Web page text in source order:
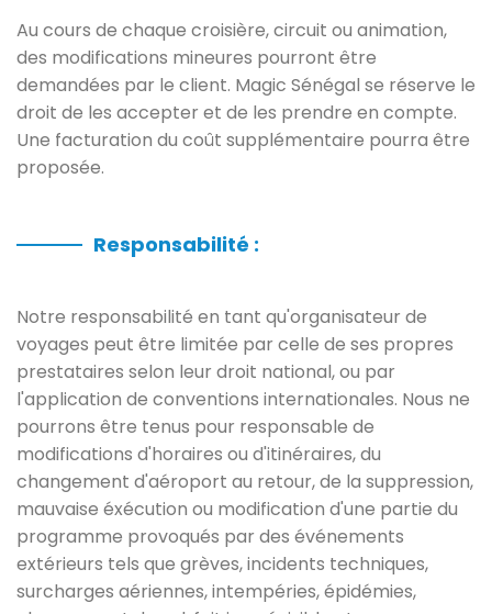
Au cours de chaque croisière, circuit ou animation,
des modifications mineures pourront être
demandées par le client. Magic Sénégal se réserve le
droit de les accepter et de les prendre en compte.
Une facturation du coût supplémentaire pourra être
proposée.
Responsabilité :
Notre responsabilité en tant qu'organisateur de
voyages peut être limitée par celle de ses propres
prestataires selon leur droit national, ou par
l'application de conventions internationales. Nous ne
pourrons être tenus pour responsable de
modifications d'horaires ou d'itinéraires, du
changement d'aéroport au retour, de la suppression,
mauvaise éxécution ou modification d'une partie du
programme provoqués par des événements
extérieurs tels que grèves, incidents techniques,
surcharges aériennes, intempéries, épidémies,